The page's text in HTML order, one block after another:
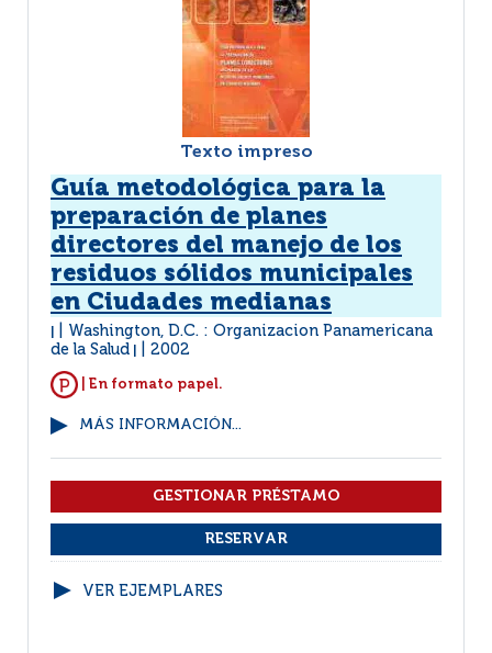
Texto impreso
Guía metodológica para la
preparación de planes
directores del manejo de los
residuos sólidos municipales
en Ciudades medianas
Washington, D.C. : Organizacion Panamericana
de la Salud
2002
| En formato papel.
MÁS INFORMACIÓN...
VER EJEMPLARES